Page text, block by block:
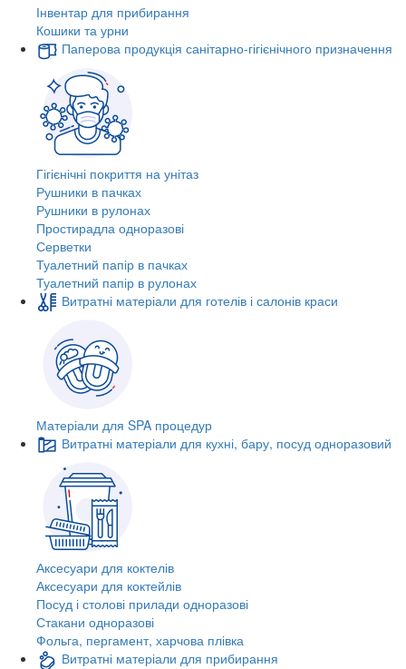
Інвентар для прибирання
Кошики та урни
Паперова продукція санітарно-гігієнічного призначення
Гігієнічні покриття на унітаз
Рушники в пачках
Рушники в рулонах
Простирадла одноразові
Серветки
Туалетний папір в пачках
Туалетний папір в рулонах
Витратні матеріали для готелів і салонів краси
Матеріали для SPA процедур
Витратні матеріали для кухні, бару, посуд одноразовий
Аксесуари для коктелів
Аксесуари для коктейлів
Посуд і столові прилади одноразові
Стакани одноразові
Фольга, пергамент, харчова плівка
Витратні матеріали для прибирання